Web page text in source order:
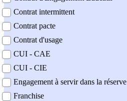
Contrat intermittent
Contrat pacte
Contrat d'usage
CUI - CAE
CUI - CIE
Engagement à servir dans la réserve
Franchise